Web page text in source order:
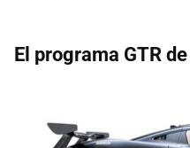
El programa GTR